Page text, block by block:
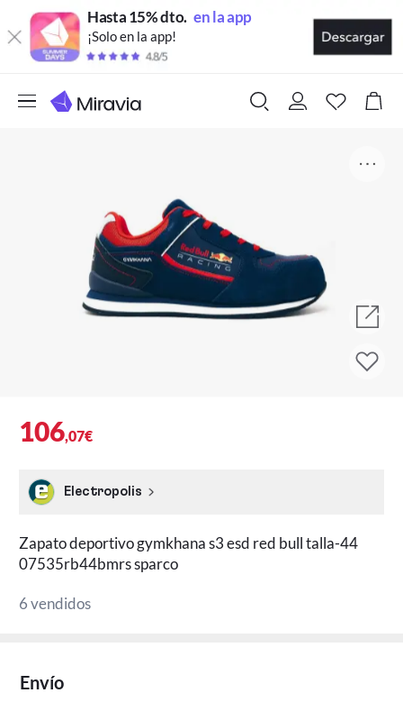
Hasta 15% dto. en la app
¡Solo en la app!
106,07€
Electropolis
Zapato deportivo gymkhana s3 esd red bull talla-44
07535rb44bmrs sparco
6 vendidos
Envío